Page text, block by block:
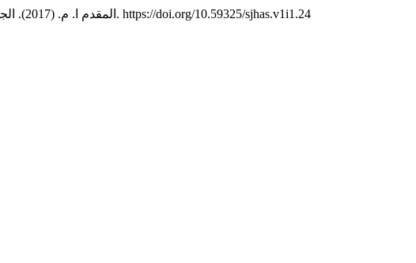
المقدم ا. م. (2017). الجهود النسوية المساندة للحروب الإسلامية الصليبية خلال القرنيين 6 – 7 هـ / 12-13م. (1), 18. https://doi.org/10.59325/sjhas.v1i1.24